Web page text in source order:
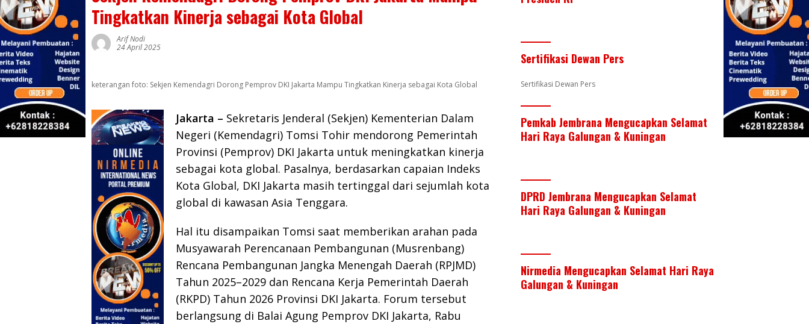
Tingkatkan Kinerja sebagai Kota Global
Arif Nodi
24 April 2025
keterangan foto: Sekjen Kemendagri Dorong Pemprov DKI Jakarta Mampu Tingkatkan Kinerja sebagai Kota Global
Jakarta – Sekretaris Jenderal (Sekjen) Kementerian Dalam
Negeri (Kemendagri) Tomsi Tohir mendorong Pemerintah
Provinsi (Pemprov) DKI Jakarta untuk meningkatkan kinerja
sebagai kota global. Pasalnya, berdasarkan capaian Indeks
Kota Global, DKI Jakarta masih tertinggal dari sejumlah kota
global di kawasan Asia Tenggara.
Hal itu disampaikan Tomsi saat memberikan arahan pada
Musyawarah Perencanaan Pembangunan (Musrenbang)
Rencana Pembangunan Jangka Menengah Daerah (RPJMD)
Tahun 2025–2029 dan Rencana Kerja Pemerintah Daerah
(RKPD) Tahun 2026 Provinsi DKI Jakarta. Forum tersebut
berlangsung di Balai Agung Pemprov DKI Jakarta, Rabu
e er
k
Sertifikasi Dewan Pers
Sertifikasi Dewan Pers
Pemkab Jembrana Mengucapkan Selamat
Hari Raya Galungan & Kuningan
DPRD Jembrana Mengucapkan Selamat
Hari Raya Galungan & Kuningan
Nirmedia Mengucapkan Selamat Hari Raya
Galungan & Kuningan